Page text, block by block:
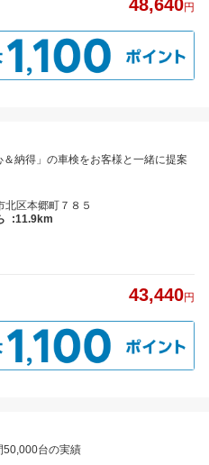
48,640円
納得」の車検をお客様と一緒に提案
北区本郷町７８５
:11.9km
43,440円
台の実績